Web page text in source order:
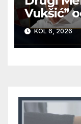
Vukšić”
12.KOL 6, 2026